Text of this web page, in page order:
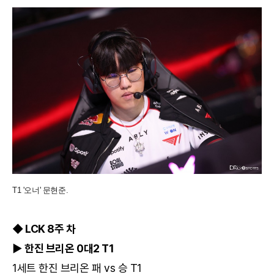
T1 '오너' 문현준.
◆ LCK 8주 차
▶ 한진 브리온 0대2 T1
1세트 한진 브리온 패 vs 승 T1